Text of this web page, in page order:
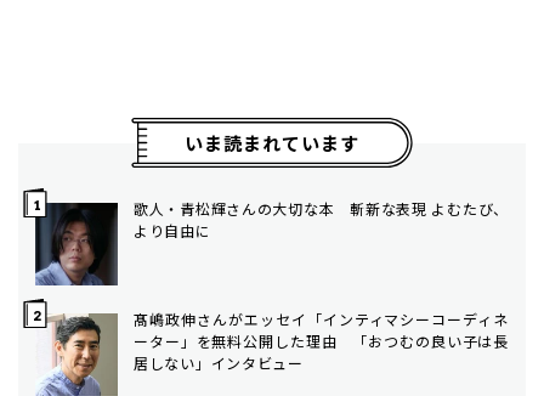
いま読まれています
歌人・青松輝さんの大切な本 斬新な表現 よむたび、
より自由に
髙嶋政伸さんがエッセイ「インティマシーコーディネ
ーター」を無料公開した理由 「おつむの良い子は長
居しない」インタビュー